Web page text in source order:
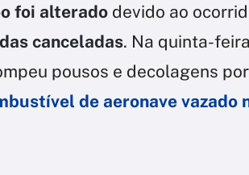
foi alterado devido ao
canceladas. Na quinta-
pousos e decolagens
de aeronave vazado